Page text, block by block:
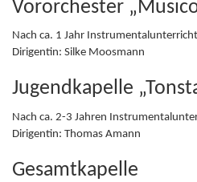
Vororchester
Nach ca. 1 Jahr Instrumentalunterricht
Dirigentin: Silke Moosmann
Jugendkapelle
Nach ca. 2-3 Jahren
Dirigentin: Thomas Amann
Gesamtkapelle